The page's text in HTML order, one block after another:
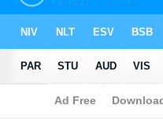
Biblia>Romanian: